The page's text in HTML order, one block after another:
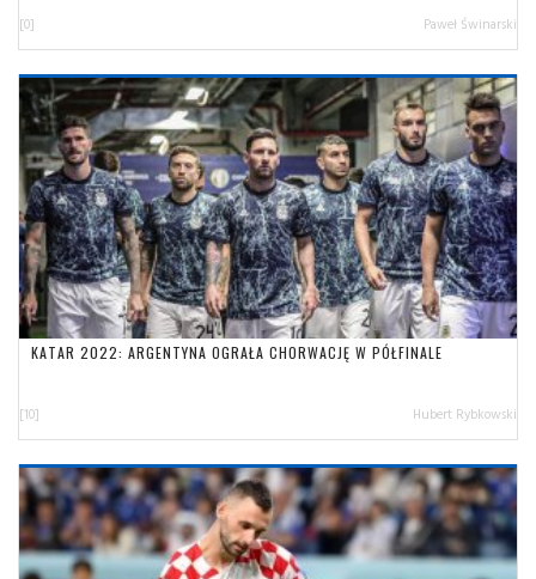
[0] Paweł Świnarski
KATAR 2022: ARGENTYNA OGRAŁA CHORWACJĘ W PÓŁFINALE
[10] Hubert Rybkowski